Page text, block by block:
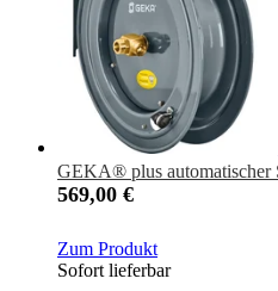
GEKA® plus automatischer
569,00 €
Zum Produkt
Sofort lieferbar